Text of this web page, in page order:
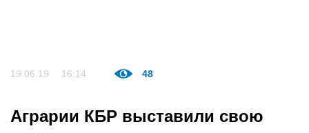
19.06.19 16:14 48
Аграрии КБР выставили свою